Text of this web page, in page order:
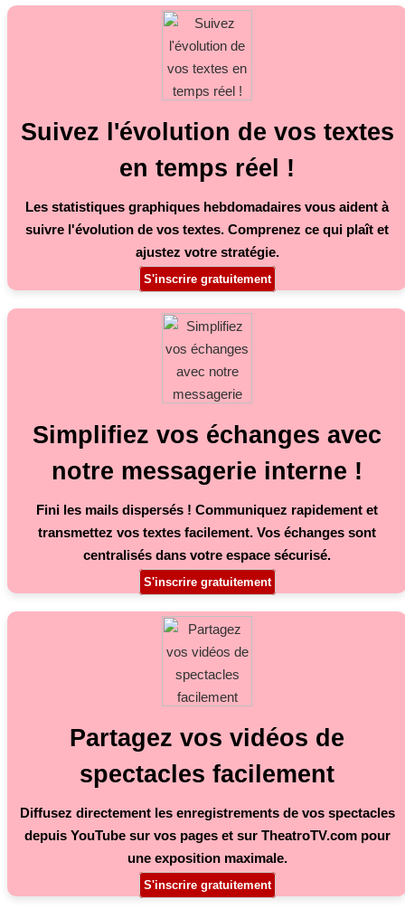
Suivez l'évolution de vos textes
en temps réel !
Les statistiques graphiques hebdomadaires vous aident à
suivre l'évolution de vos textes. Comprenez ce qui plaît et
ajustez votre stratégie.
S'inscrire gratuitement
Simplifiez vos échanges avec
notre messagerie interne !
Fini les mails dispersés ! Communiquez rapidement et
transmettez vos textes facilement. Vos échanges sont
centralisés dans votre espace sécurisé.
S'inscrire gratuitement
Partagez vos vidéos de
spectacles facilement
Diffusez directement les enregistrements de vos spectacles
depuis YouTube sur vos pages et sur TheatroTV.com pour
une exposition maximale.
S'inscrire gratuitement